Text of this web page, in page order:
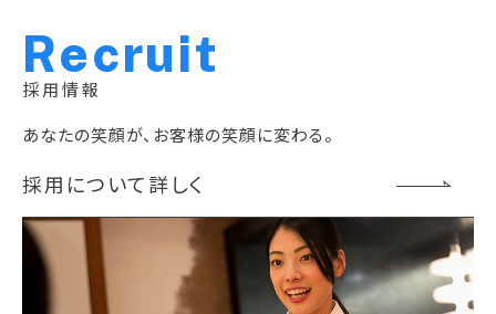
Recruit
採用情報
あなたの笑顔が、お客様の笑顔に変わる。
採用について詳しく